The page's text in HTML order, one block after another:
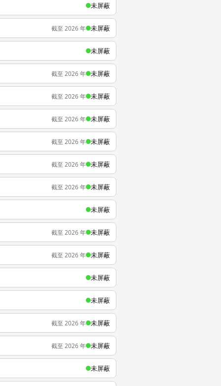
未屏蔽
截至 2026 年 未屏蔽
未屏蔽
截至 2026 年 未屏蔽
截至 2026 年 未屏蔽
截至 2026 年 未屏蔽
截至 2026 年 未屏蔽
截至 2026 年 未屏蔽
截至 2026 年 未屏蔽
未屏蔽
截至 2026 年 未屏蔽
截至 2026 年 未屏蔽
未屏蔽
未屏蔽
截至 2026 年 未屏蔽
截至 2026 年 未屏蔽
未屏蔽